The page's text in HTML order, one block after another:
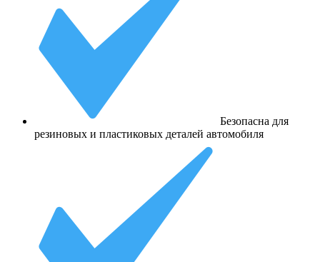
Безопасна для
резиновых и пластиковых деталей автомобиля